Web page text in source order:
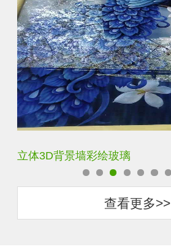
立体3D背景墙彩绘玻璃
查看更多>>